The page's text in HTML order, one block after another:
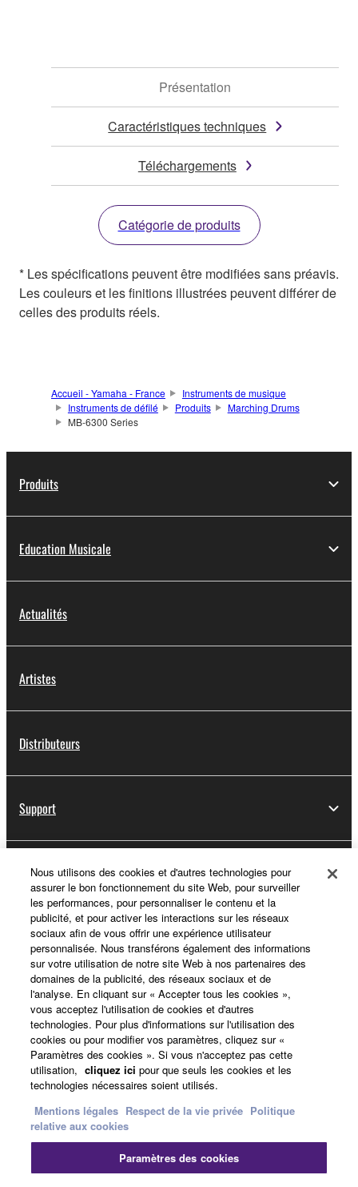
Présentation
Caractéristiques techniques
Téléchargements
Catégorie de produits
* Les spécifications peuvent être modifiées sans préavis.
Les couleurs et les finitions illustrées peuvent différer de
celles des produits réels.
Accueil - Yamaha - France
Instruments de musique
Instruments de défilé
Produits
Marching Drums
MB-6300 Series
Produits
Education Musicale
Actualités
Artistes
Distributeurs
Support
Yamaha Music ID - Enregistrement
A propos de Yamaha
France - French
Professionnel
Nous utilisons des cookies et d'autres technologies pour
assurer le bon fonctionnement du site Web, pour surveiller
les performances, pour personnaliser le contenu et la
publicité, et pour activer les interactions sur les réseaux
sociaux afin de vous offrir une expérience utilisateur
personnalisée. Nous transférons également des informations
sur votre utilisation de notre site Web à nos partenaires des
domaines de la publicité, des réseaux sociaux et de
l'analyse. En cliquant sur « Accepter tous les cookies »,
vous acceptez l'utilisation de cookies et d'autres
technologies. Pour plus d'informations sur l'utilisation des
cookies ou pour modifier vos paramètres, cliquez sur «
Paramètres des cookies ». Si vous n'acceptez pas cette
utilisation, cliquez ici pour que seuls les cookies et les
technologies nécessaires soient utilisés.
Mentions légales Respect de la vie privée Politique
relative aux cookies
Paramètres des cookies